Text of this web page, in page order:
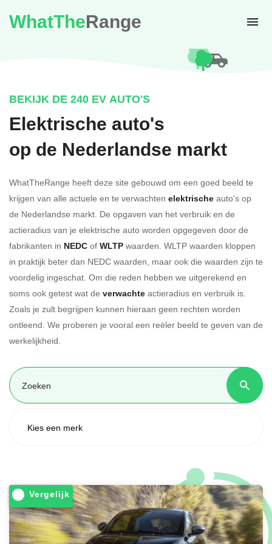
WhatTheRange
BEKIJK DE 240 EV AUTO'S
Elektrische auto's
op de Nederlandse markt
WhatTheRange heeft deze site gebouwd om een goed beeld te
krijgen van alle actuele en te verwachten elektrische auto's op
de Nederlandse markt. De opgaven van het verbruik en de
actieradius van je elektrische auto worden opgegeven door de
fabrikanten in NEDC of WLTP waarden. WLTP waarden kloppen
in praktijk beter dan NEDC waarden, maar ook die waarden zijn te
voordelig ingeschat. Om die reden hebben we uitgerekend en
soms ook getest wat de verwachte actieradius en verbruik is.
Zoals je zult begrijpen kunnen hieraan geen rechten worden
ontleend. We proberen je vooral een reëler beeld te geven van de
werkelijkheid.
Vergelijk